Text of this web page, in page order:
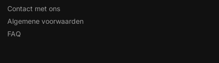
Contact met ons
Algemene voorwaarden
FAQ